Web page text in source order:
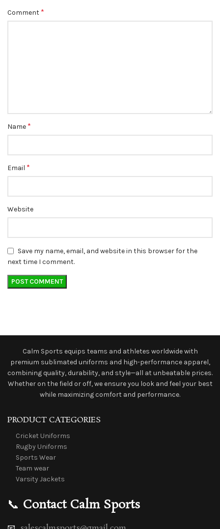
Comment *
Name *
Email *
Website
Save my name, email, and website in this browser for the
next time I comment.
Calm Sports equips teams and athletes worldwide with
premium sublimated uniforms and high-performance apparel,
combining quality, durability, and style—all at unbeatable prices.
Whether on the field or off, we ensure you look and feel your best
while maximizing comfort and performance.
PRODUCT CATEGORIES
Cricket Uniforms
Rugby Uniforms
Sports Wear
Team wear
Varsity Jackets
📞 Contact Calm Sports